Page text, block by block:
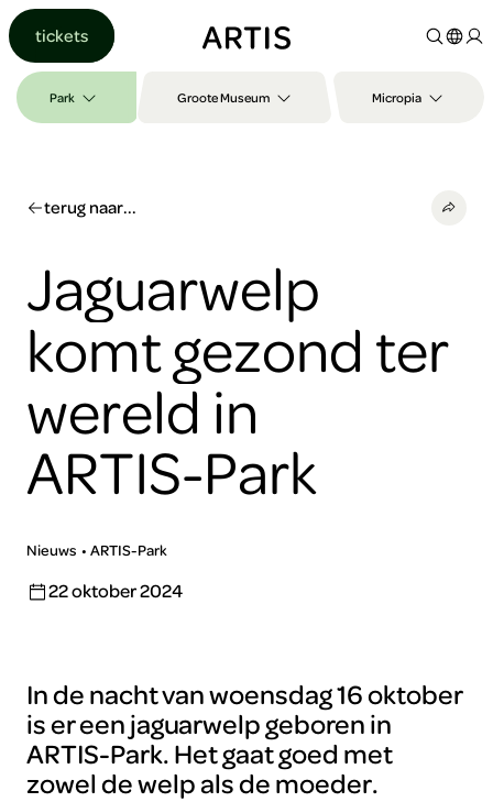
Ga naar
Ga
naar
zoeken
Park Groote Museum Micropia
tickets
terug naar...
Jaguarwelp
komt gezond ter
wereld in
ARTIS-Park
Nieuws ARTIS-Park
22 oktober 2024
In de nacht van woensdag 16 oktober
is er een jaguarwelp geboren in
ARTIS-Park. Het gaat goed met
zowel de welp als de moeder.